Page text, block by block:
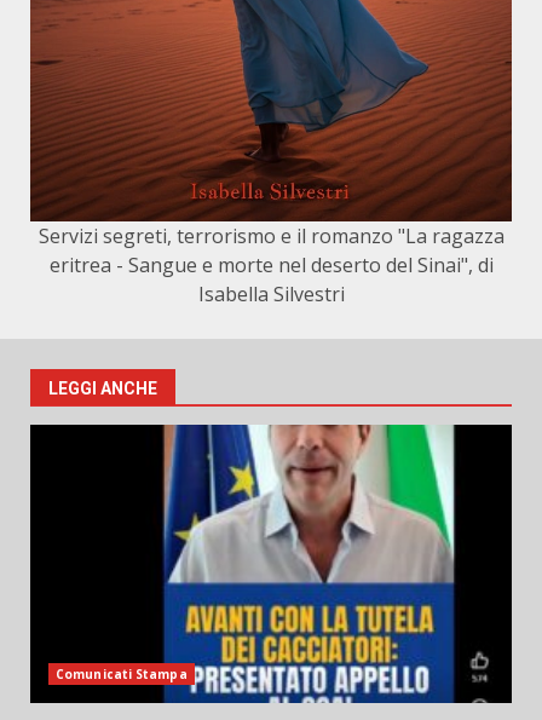
Servizi segreti, terrorismo e il romanzo "La ragazza
eritrea - Sangue e morte nel deserto del Sinai", di
Isabella Silvestri
LEGGI ANCHE
Comunicati Stampa